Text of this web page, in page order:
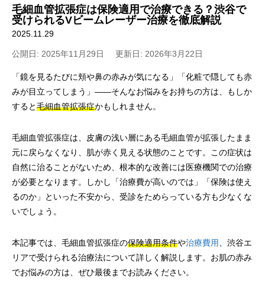
毛細血管拡張症は保険適用で治療できる？渋谷で
受けられるVビームレーザー治療を徹底解説
2025.11.29
公開日: 2025年11月29日 更新日: 2026年3月22日
「鏡を見るたびに頬や鼻の赤みが気になる」「化粧で隠しても赤
みが目立ってしまう」——そんなお悩みをお持ちの方は、もしか
すると毛細血管拡張症かもしれません。
毛細血管拡張症は、皮膚の浅い層にある毛細血管が拡張したまま
元に戻らなくなり、肌が赤く見える状態のことです。この症状は
自然に治ることがないため、根本的な改善には医療機関での治療
が必要となります。しかし「治療費が高いのでは」「保険は使え
るのか」といった不安から、受診をためらっている方も少なくな
いでしょう。
本記事では、毛細血管拡張症の保険適用条件や治療費用
、渋谷エ
リアで受けられる治療法について詳しく解説します。お肌の赤み
でお悩みの方は、ぜひ最後までお読みください。